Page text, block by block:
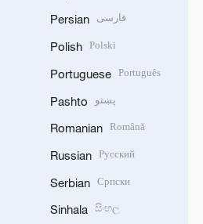
Persian فارسی
Polish Polski
Portuguese Português
Pashto پښتو
Romanian Română
Russian Русский
Serbian Српски
Sinhala සිංහල